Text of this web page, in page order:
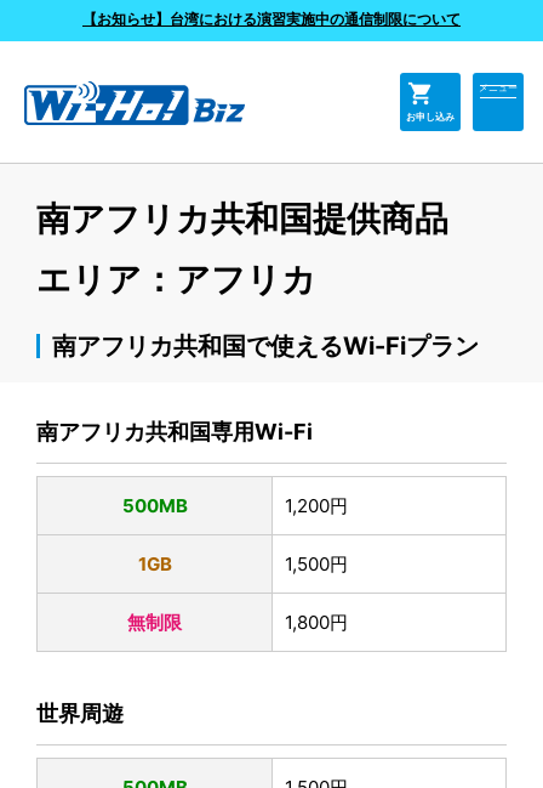
【お知らせ】台湾における演習実施中の通信制限について
shopping_cart
お申し込み
メニュー
よくあるご質問
南アフリカ共和国提供商品
エリア：アフリカ
南アフリカ共和国で使えるWi-Fiプラン
南アフリカ共和国専用Wi-Fi
500MB 1,200円
1GB 1,500円
無制限 1,800円
世界周遊